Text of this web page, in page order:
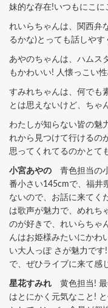
妹的な存在!いつもにこ
れいらちゃんは、関西弁
るかな)とっても話しや
あやのちゃんは、ハムス
もかわいい! 人懐っこい
すみれちゃんは、何でも
とは思えないけど、ちゃ
わたしが知らない皆の魅
れから見つけて行けるの
思ってくれてるのかとて
小宮あやの 青色担当の
番小さい145cmで、福井
ないので、お話に来てく
は歌声が魅力で、めれち
のが好きで、れいらちゃ
んはお姫様みたいにかわ
い大人っぽ さが魅力で
で、ぜひライブに来て感
星花すみれ 黄色担当! 最
はとにかく元気なこと!